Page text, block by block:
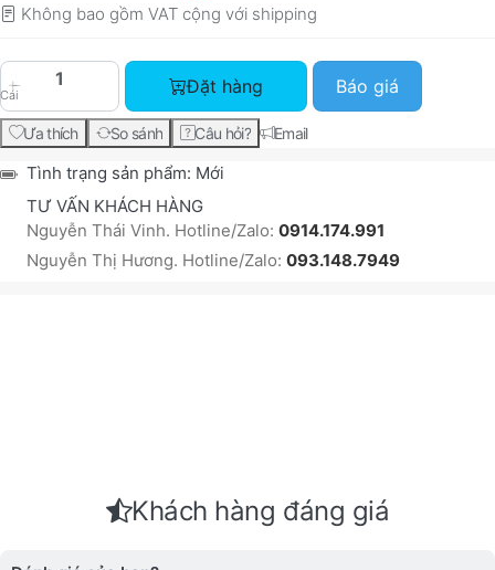
Không bao gồm VAT cộng với shipping
Cái
Máy Photocopy HP LaserJet MFP M436nda
Đặt hàng Báo giá
Ưa thích So sánh Câu hỏi? Email
Tình trạng sản phẩm: Mới
TƯ VẤN KHÁCH HÀNG
Nguyễn Thái Vinh. Hotline/Zalo: 0914.174.991
Nguyễn Thị Hương. Hotline/Zalo: 093.148.7949
Khách hàng đáng giá